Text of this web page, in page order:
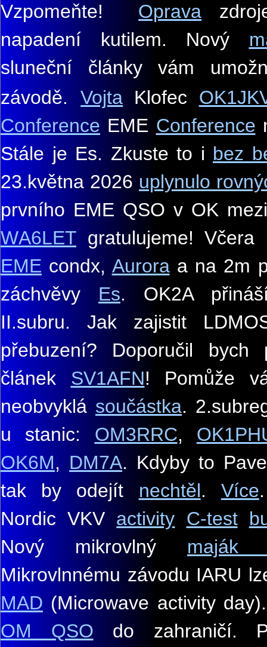
Vzpomeňte! Oprava
napadení kutilem. Nový
sluneční články vám
závodě.
Vojta Klofec
Conference EME Conference
Stále je Es. Zkuste to i bez
23.května 2026 uplynulo
prvního EME QSO v OK mezi
WA6LET gratulujeme! Včera
EME condx, Auroraa na 2m
záchvěvy Es. OK2A
II.subru. Jak zajistit
přebuzení? Doporučil bych
článek SV1AFN! Pomůže
neobvyklá součástka.
u stanic: OM3RRC,
OK6M, DM7A. Kdyby to
tak by odejít nechtěl. Více
Nordic VKV activity C-test
Nový mikrovlný maják
Mikrovlnnému závodu IARU
MAD (Microwave activity
OM QSO do zahraničí.